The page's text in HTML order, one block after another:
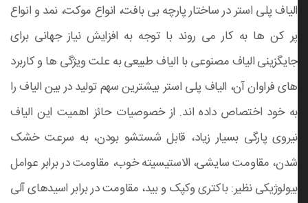
الیاف پلی استر در ساختار پارچه بی بافت، انواع موکت، نمد و انواع
پر کن ها به کار می روند با توجه به افزایش نیاز جهانی برای
جایگزینی الیاف مصنوعی با الیاف طبیعی به علت ویژگی ها و کاربرد
های فراوان آن، الیاف پلی استر بیشترین سهم تولید در بین الیاف را
به خود اختصاص داده اند. از خصوصیات حائز اهمیت این الیاف
نیروی پارگی بسیار زیاد، قابل شستشو بودن، به سرعت خشک
شدن، مقاومت سایشی، الاستیسیته خوب، مقاومت در برابر عوامل
بیولوژیکی نظیر: باکتری وکپک و بید، مقاومت در برابر اسیدهای آلی